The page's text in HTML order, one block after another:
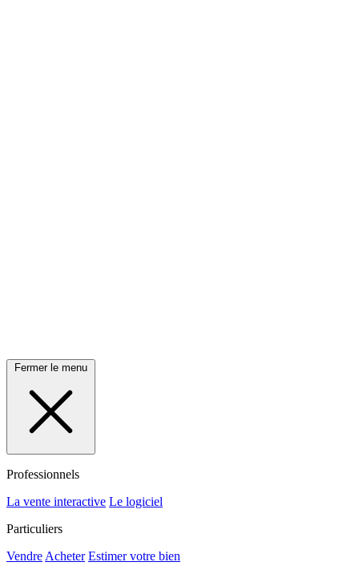
Fermer le menu
Professionnels
La vente interactive Le logiciel
Particuliers
Vendre Acheter Estimer votre bien